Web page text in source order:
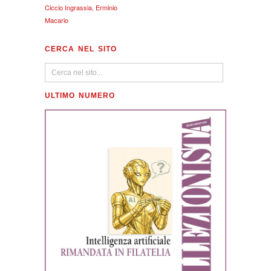
Ciccio Ingrassia, Erminio
Macario
CERCA NEL SITO
ULTIMO NUMERO